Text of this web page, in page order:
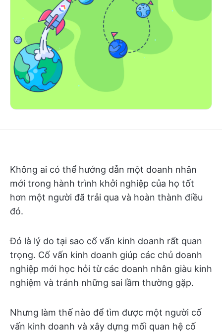
Không ai có thể hướng dẫn một doanh nhân
mới trong hành trình khởi nghiệp của họ tốt
hơn một người đã trải qua và hoàn thành điều
đó.
Đó là lý do tại sao cố vấn kinh doanh rất quan
trọng. Cố vấn kinh doanh giúp các chủ doanh
nghiệp mới học hỏi từ các doanh nhân giàu kinh
nghiệm và tránh những sai lầm thường gặp.
Nhưng làm thế nào để tìm được một người cố
vấn kinh doanh và xây dựng mối quan hệ cố